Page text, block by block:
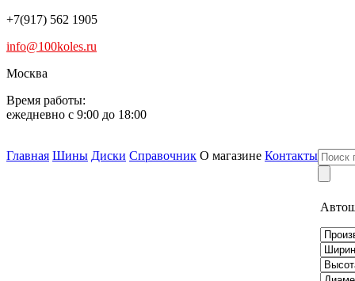
+7(917) 562 1905
info@100koles.ru
Москва
Время работы:
ежедневно с 9:00 до 18:00
Главная Шины Диски Справочник О магазине Контакты